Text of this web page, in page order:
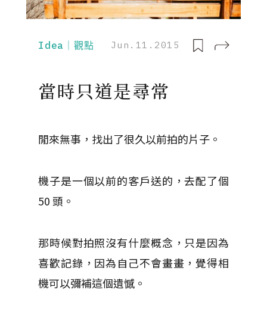
Idea｜觀點 Jun.11.2015
當時只道是尋常
閒來無事，找出了很久以前拍的片子。
機子是一個以前的客戶送的，去配了個
50 頭。
那時候對拍照沒有什麼概念，只是因為
喜歡記錄，因為自己不會畫畫，覺得相
機可以彌補這個遺憾。